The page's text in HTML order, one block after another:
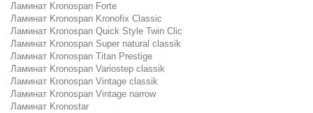
Ламинат Kronospan Forte
Ламинат Kronospan Kronofix Classic
Ламинат Kronospan Quick Style Twin Clic
Ламинат Kronospan Super natural classik
Ламинат Kronospan Titan Prestige
Ламинат Kronospan Variostep classik
Ламинат Kronospan Vintage classik
Ламинат Kronospan Vintage narrow
Ламинат Kronostar